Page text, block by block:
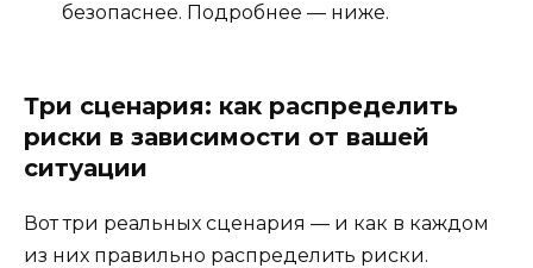
безопаснее. Подробнее — ниже.
Три сценария: как распределить
риски в зависимости от вашей
ситуации
Вот три реальных сценария — и как в каждом
из них правильно распределить риски.